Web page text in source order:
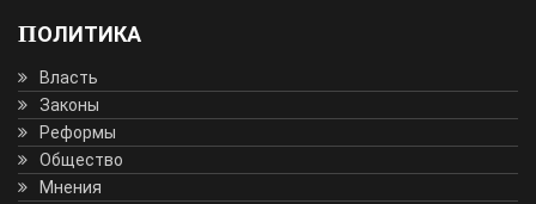
ПОЛИТИКА
Власть
Законы
Реформы
Общество
Мнения